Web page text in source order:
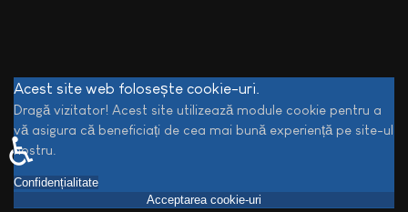
Acest site web folosește cookie-uri.
Dragă vizitator! Acest site utilizează module cookie pentru a
vă asigura că beneficiați de cea mai bună experiență pe site-ul
nostru.
Confidențialitate
Acceptarea cookie-uri